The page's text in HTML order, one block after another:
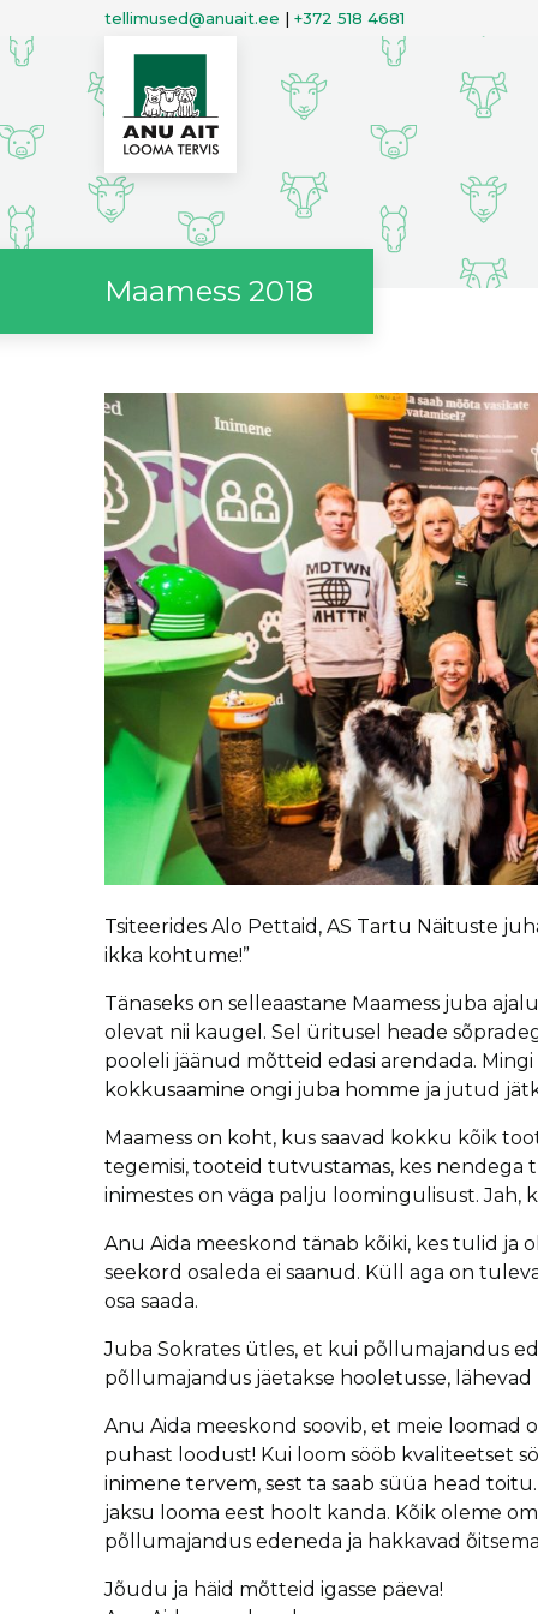
tellimused@anuait.ee | +372 518 4681
Maamess 2018
Tsiteerides Alo Pettaid, AS Tartu Näituste
ikka kohtume!”
Tänaseks on selleaastane Maamess juba
olevat nii kaugel. Sel üritusel heade
pooleli jäänud mõtteid edasi arendada.
kokkusaamine ongi juba homme ja jutud
Maamess on koht, kus saavad kokku kõik
tegemisi, tooteid tutvustamas, kes
inimestes on väga palju loomingulisust. Jah,
Anu Aida meeskond tänab kõiki, kes tulid ja
seekord osaleda ei saanud. Küll aga on
osa saada.
Juba Sokrates ütles, et kui põllumajandus
põllumajandus jäetakse hooletusse,
Anu Aida meeskond soovib, et meie loomad
puhast loodust! Kui loom sööb kvaliteetset
inimene tervem, sest ta saab süüa head
jaksu looma eest hoolt kanda. Kõik oleme
põllumajandus edeneda ja hakkavad
Jõudu ja häid mõtteid igasse päeva!